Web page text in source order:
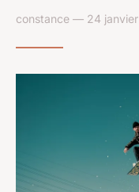
constance — 24